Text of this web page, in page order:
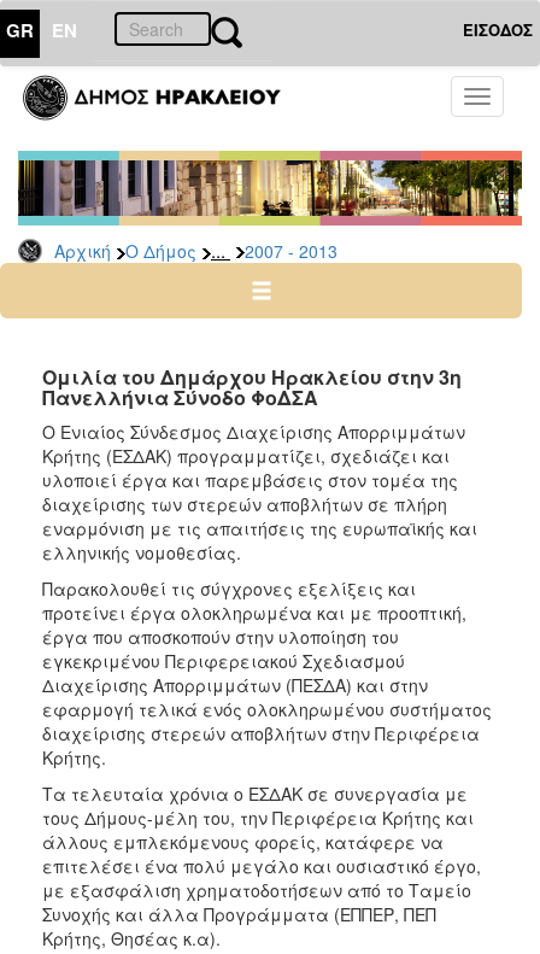
GR EN ΕΙΣΟΔΟΣ
Toggle
Αρχική Ο Δήμος ... 2007 - 2013
ΔΗΜΟΣ
Δήμαρχος
Ομιλίες
-
Χαιρετισμοί
-
-
2014
-
2023
2007
-
2013
Απολογισμός
Έργου
ΤΟΠΟΣ
ΠΟΛΙΤΙΣΜΟΣ
ΑΝΘΕΚΤΙΚΗ
ΠΟΛΗ
Ομιλία του Δημάρχου Ηρακλείου στην 3η
Πανελλήνια Σύνοδο ΦοΔΣΑ
O Ενιαίος Σύνδεσμος Διαχείρισης Απορριμμάτων
Κρήτης (ΕΣΔΑΚ) προγραμματίζει, σχεδιάζει και
υλοποιεί έργα και παρεμβάσεις στον τομέα της
διαχείρισης των στερεών αποβλήτων σε πλήρη
εναρμόνιση με τις απαιτήσεις της ευρωπαϊκής και
ελληνικής νομοθεσίας.
Παρακολουθεί τις σύγχρονες εξελίξεις και
προτείνει έργα ολοκληρωμένα και με προοπτική,
έργα που αποσκοπούν στην υλοποίηση του
εγκεκριμένου Περιφερειακού Σχεδιασμού
Διαχείρισης Απορριμμάτων (ΠΕΣΔΑ) και στην
εφαρμογή τελικά ενός ολοκληρωμένου συστήματος
διαχείρισης στερεών αποβλήτων στην Περιφέρεια
Κρήτης.
Τα τελευταία χρόνια ο ΕΣΔΑΚ σε συνεργασία με
τους Δήμους-μέλη του, την Περιφέρεια Κρήτης και
άλλους εμπλεκόμενους φορείς, κατάφερε να
επιτελέσει ένα πολύ μεγάλο και ουσιαστικό έργο,
με εξασφάλιση χρηματοδοτήσεων από το Ταμείο
Συνοχής και άλλα Προγράμματα (ΕΠΠΕΡ, ΠΕΠ
Κρήτης, Θησέας κ.α).